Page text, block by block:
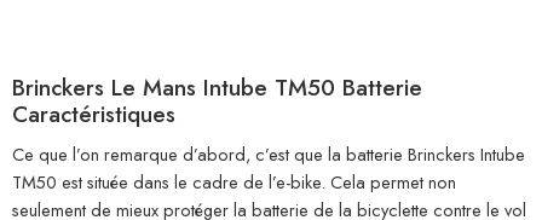
Brinckers Le Mans Intube TM50 Batterie
Caractéristiques
Ce que l’on remarque d’abord, c’est que la batterie Brinckers Intube
TM50 est située dans le cadre de l’e-bike. Cela permet non
seulement de mieux protéger la batterie de la bicyclette contre le vol